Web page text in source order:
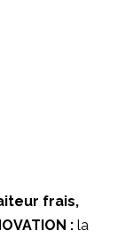
frais,
: la